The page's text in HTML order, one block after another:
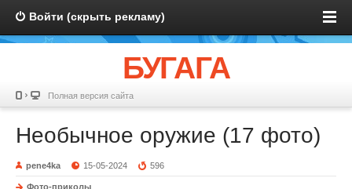
Войти (скрыть рекламу)
БУГАГА
Полная версия сайта
Необычное оружие (17 фото)
pene4ka 15-05-2024 596
Фото-приколы